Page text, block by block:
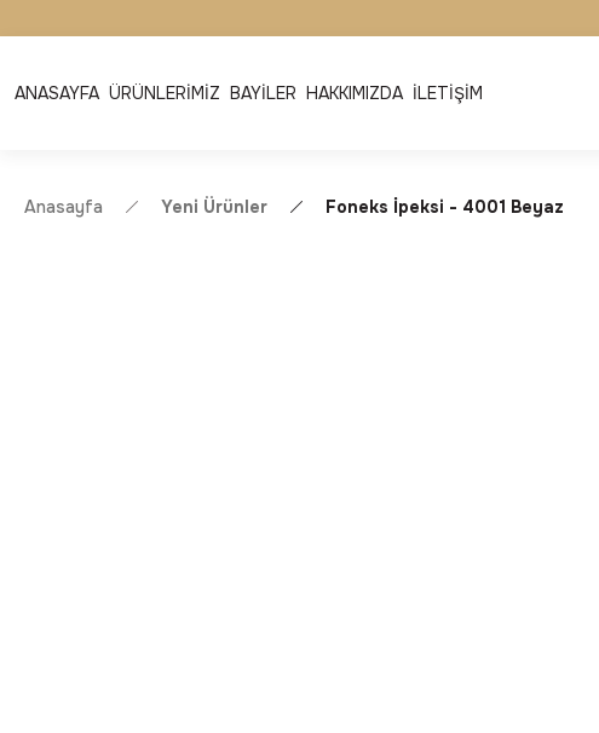
ANASAYFA ÜRÜNLERİMİZ BAYİLER HAKKIMIZDA İLETİŞİM
Anasayfa Yeni Ürünler Foneks İpeksi - 4001 Beyaz